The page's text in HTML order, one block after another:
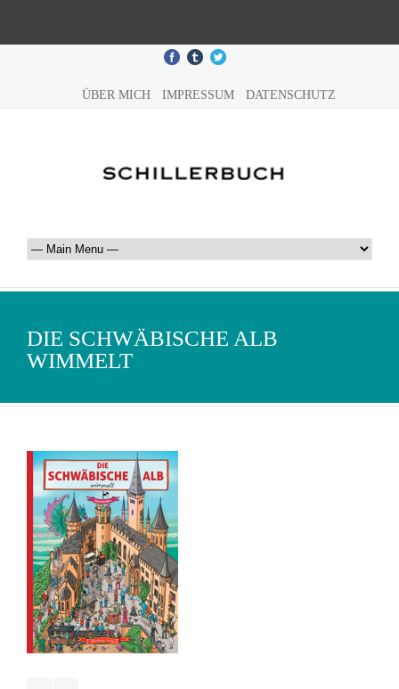
ÜBER MICH IMPRESSUM DATENSCHUTZ
DIE SCHWÄBISCHE ALB
WIMMELT